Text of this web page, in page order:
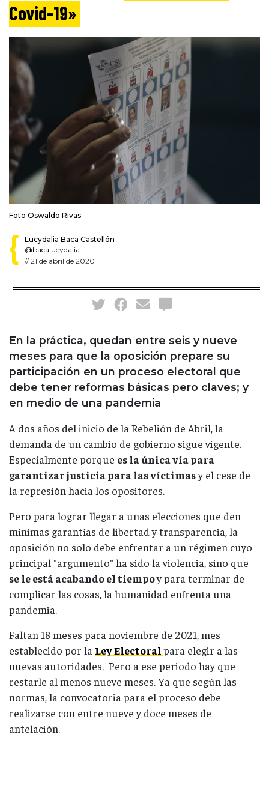
Covid-19»
Foto Oswaldo Rivas
Lucydalia Baca Castellón
@bacalucydalia
//21 de abril de 2020
En la práctica, quedan entre seis y nueve
meses para que la oposición prepare su
participación en un proceso electoral que
debe tener reformas básicas pero claves; y
en medio de una pandemia
A dos años del inicio de la Rebelión de Abril, la
demanda de un cambio de gobierno sigue vigente.
Especialmente porque es la única vía para
garantizar justicia para las víctimasy el cese de
la represión hacia los opositores.
Pero para lograr llegar a unas elecciones que den
mínimas garantías de libertad y transparencia, la
oposición no solo debe enfrentar a un régimen cuyo
principal "argumento" ha sido la violencia, sino que
se le está acabando el tiempoy para terminar de
complicar las cosas, la humanidad enfrenta una
pandemia.
Faltan 18 meses para noviembre de 2021, mes
establecido por la Ley Electoralpara elegir a las
nuevas autoridades. Pero a ese periodo hay que
restarle al menos nueve meses. Ya que según las
normas, la convocatoria para el proceso debe
realizarse con entre nueve y doce meses de
antelación.